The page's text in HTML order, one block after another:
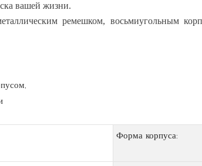
вашей жизни.
Форма корпуса: